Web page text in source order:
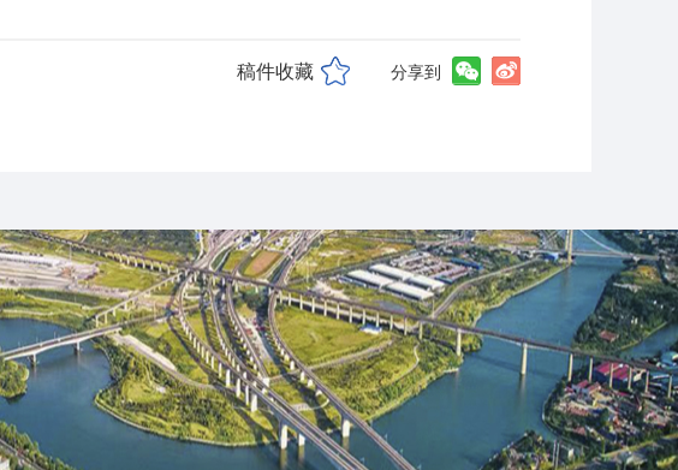
稿件收藏 分享到